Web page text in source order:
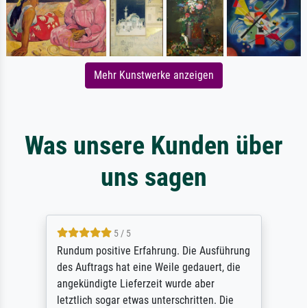
Mehr Kunstwerke anzeigen
Was unsere Kunden über
uns sagen
5 / 5
Rundum positive Erfahrung. Die Ausführung
des Auftrags hat eine Weile gedauert, die
angekündigte Lieferzeit wurde aber
letztlich sogar etwas unterschritten. Die